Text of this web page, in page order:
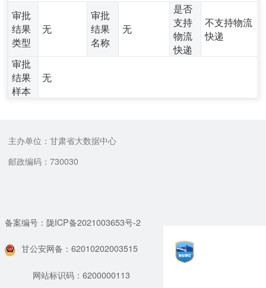
审批
结果
类型
无
审批
结果
名称
无
是否
支持
物流
快递
不支持物流
快递
审批
结果
样本
无
主办单位：甘肃省大数据中心
邮政编码：730030
备案编号：陇ICP备2021003653号-2
甘公安网备：62010202003515
网站标识码：6200000113